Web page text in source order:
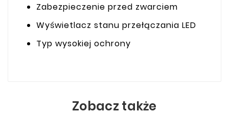
Zabezpieczenie przed zwarciem
Wyświetlacz stanu przełączania LED
Typ wysokiej ochrony
Zobacz także